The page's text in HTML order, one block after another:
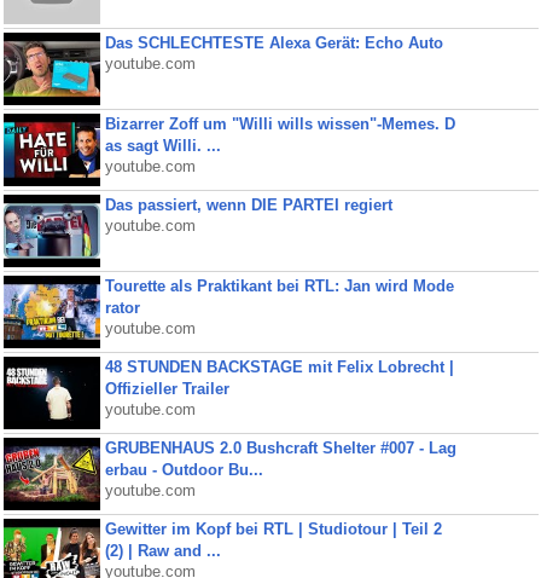
Das SCHLECHTESTE Alexa Gerät: Echo Auto
youtube.com
Bizarrer Zoff um "Willi wills wissen"-Memes. D
as sagt Willi. ...
youtube.com
Das passiert, wenn DIE PARTEI regiert
youtube.com
Tourette als Praktikant bei RTL: Jan wird Mode
rator
youtube.com
48 STUNDEN BACKSTAGE mit Felix Lobrecht |
Offizieller Trailer
youtube.com
GRUBENHAUS 2.0 Bushcraft Shelter #007 - Lag
erbau - Outdoor Bu...
youtube.com
Gewitter im Kopf bei RTL | Studiotour | Teil 2
(2) | Raw and ...
youtube.com